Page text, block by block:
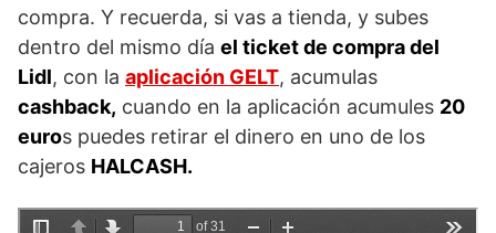
compra. Y recuerda, si vas a tienda, y subes
dentro del mismo día el ticket de compra del
Lidl, con la aplicación GELT, acumulas
cashback, cuando en la aplicación acumules 20
euros puedes retirar el dinero en uno de los
cajeros HALCASH.